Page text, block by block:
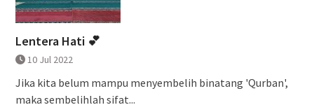
Lentera Hati 💕
10 Jul 2022
Jika kita belum mampu menyembelih binatang 'Qurban',
maka sembelihlah sifat...